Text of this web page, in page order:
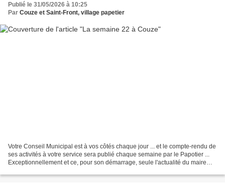
Publié le 31/05/2026 à 10:25
Par Couze et Saint-Front, village papetier
Votre Conseil Municipal est à vos côtés chaque jour ... et le compte-rendu de
ses activités à votre service sera publié chaque semaine par le Papotier ...
Exceptionnellement et ce, pour son démarrage, seule l'actualité du maire